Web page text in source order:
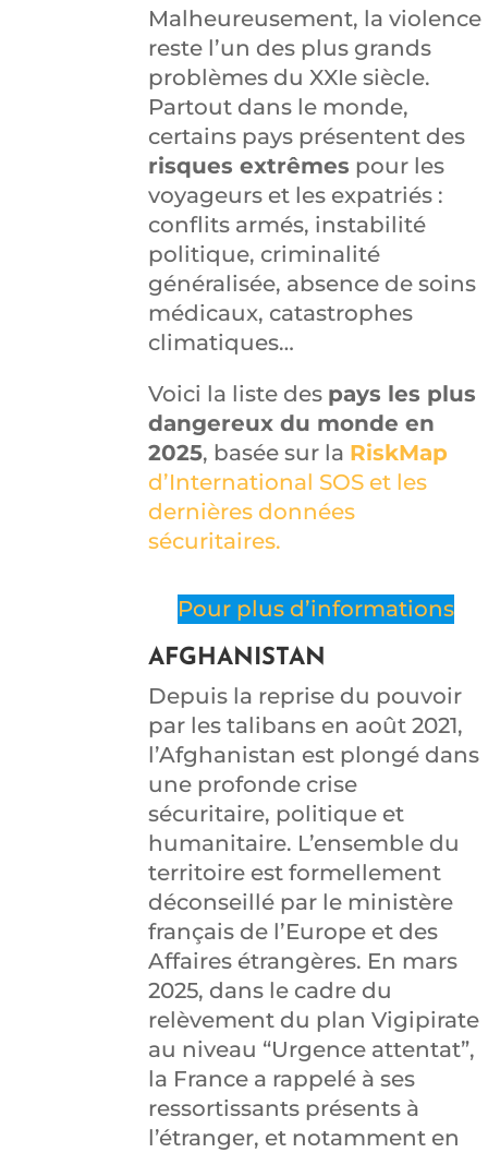
Malheureusement, la violence
reste l’un des plus grands
problèmes du XXIe siècle.
Partout dans le monde,
certains pays présentent des
risques extrêmes pour les
voyageurs et les expatriés :
conflits armés, instabilité
politique, criminalité
généralisée, absence de soins
médicaux, catastrophes
climatiques…
Voici la liste des pays les plus
dangereux du monde en
2025, basée sur la RiskMap
d’International SOS et les
dernières données
sécuritaires.
Pour plus d’informations
AFGHANISTAN
Depuis la reprise du pouvoir
par les talibans en août 2021,
l’Afghanistan est plongé dans
une profonde crise
sécuritaire, politique et
humanitaire. L’ensemble du
territoire est formellement
déconseillé par le ministère
français de l’Europe et des
Affaires étrangères. En mars
2025, dans le cadre du
relèvement du plan Vigipirate
au niveau “Urgence attentat”,
la France a rappelé à ses
ressortissants présents à
l’étranger, et notamment en